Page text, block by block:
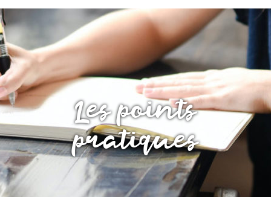
Les points
pratiques